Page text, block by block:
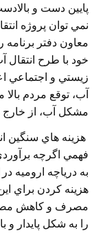
پايين دست و
نمي توان پروژه
معاون دفتر
خود با طرح انتقال
زيستي و اجتماعي
آب، توقع مردم
مشکل آب، از خارج
هزينه هاي سنگين
فهمي اگرچه
به درياچه اروميه
هزينه کردن براي
مصرف و کاهش
را به شکل پايدار و